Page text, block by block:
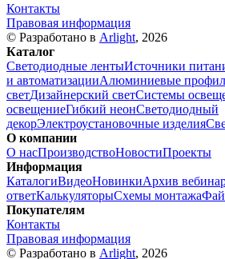
Контакты
Правовая информация
© Разработано в Arlight, 2026
Каталог
Светодиодные лентыИсточники
и автоматизацииАлюминиевые
светДизайнерский светСистемы
освещениеГибкий неонСветодиодный
декорЭлектроустановочные изделия
О компании
О насПроизводствоНовостиПроекты
Информация
КаталогиВидеоНовинкиАрхив
ответКалькуляторыСхемы монтажа
Покупателям
Контакты
Правовая информация
© Разработано в Arlight, 2026